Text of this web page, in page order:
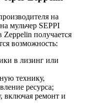
на
мульчер SEPPI
получается
возможность:
в лизинг или
технику,
ресурса;
включая ремонт и